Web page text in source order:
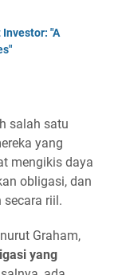
"A
salah satu
yang
mengikis daya
obligasi, dan
secara riil.
Graham,
yang